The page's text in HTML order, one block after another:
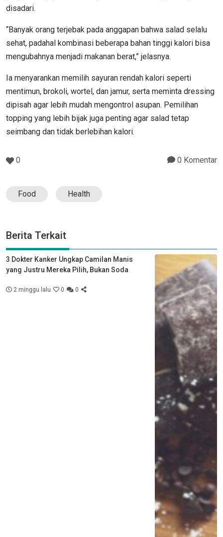
disadari.
“Banyak orang terjebak pada anggapan bahwa salad selalu
sehat, padahal kombinasi beberapa bahan tinggi kalori bisa
mengubahnya menjadi makanan berat,” jelasnya.
Ia menyarankan memilih sayuran rendah kalori seperti
mentimun, brokoli, wortel, dan jamur, serta meminta dressing
dipisah agar lebih mudah mengontrol asupan. Pemilihan
topping yang lebih bijak juga penting agar salad tetap
seimbang dan tidak berlebihan kalori.
0 0 Komentar
Food Health
Berita Terkait
3 Dokter Kanker Ungkap Camilan Manis
yang Justru Mereka Pilih, Bukan Soda
2 minggu lalu 0 0